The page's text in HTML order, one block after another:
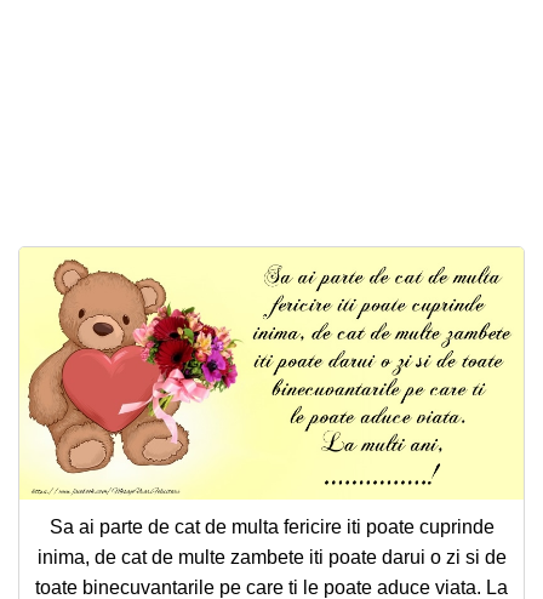
Felicitari muzicale
Felicitari muzicale personalizate
Felicitari animate
Invitatii personalizate
Sa ai parte de cat de multa fericire iti poate cuprinde
inima, de cat de multe zambete iti poate darui o zi si de
toate binecuvantarile pe care ti le poate aduce viata. La